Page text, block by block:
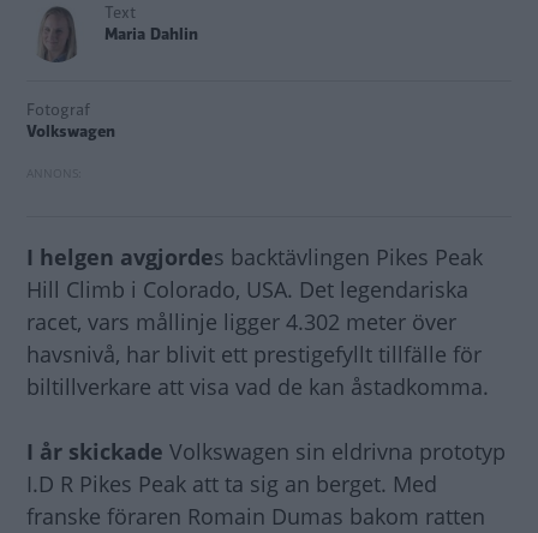
Text
Maria Dahlin
Fotograf
Volkswagen
I helgen avgjordes backtävlingen Pikes Peak
Hill Climb i Colorado, USA. Det legendariska
racet, vars mållinje ligger 4.302 meter över
havsnivå, har blivit ett prestigefyllt tillfälle för
biltillverkare att visa vad de kan åstadkomma.
I år skickade Volkswagen sin eldrivna prototyp
I.D R Pikes Peak att ta sig an berget. Med
franske föraren Romain Dumas bakom ratten